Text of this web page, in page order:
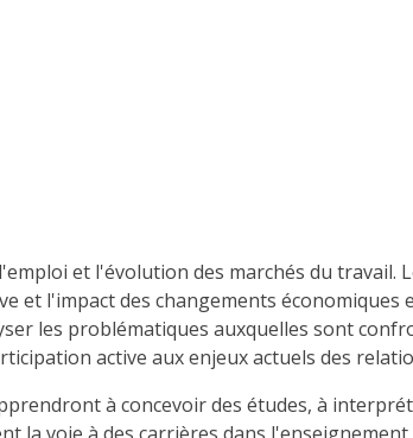
et l'évolution des marchés du travail.
et l'impact des changements économiques
les problématiques auxquelles sont
active aux enjeux actuels des
à concevoir des études, à